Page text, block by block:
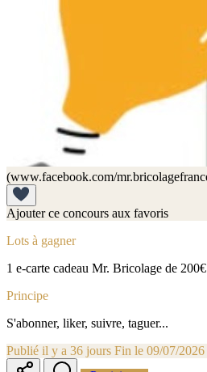
(www.facebook.com/
Ajouter ce concours aux favoris
Lots à gagner
1 e-carte cadeau Mr. Bricolage de
Principe
S'abonner, liker, suivre, taguer...
Publié il y a 36 jours Fin le 09/07/2026